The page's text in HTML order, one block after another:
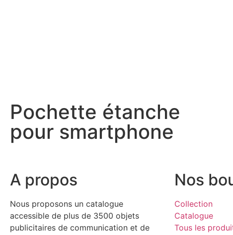
Pochette étanche
pour smartphone
A propos
Nous proposons un catalogue
accessible de plus de 3500 objets
publicitaires de communication et de
Nos
Collection
Catalogue
Tous les